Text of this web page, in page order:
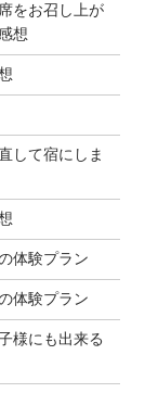
をお召し上が
想
して宿にしま
体験プラン
体験プラン
様にも出来る